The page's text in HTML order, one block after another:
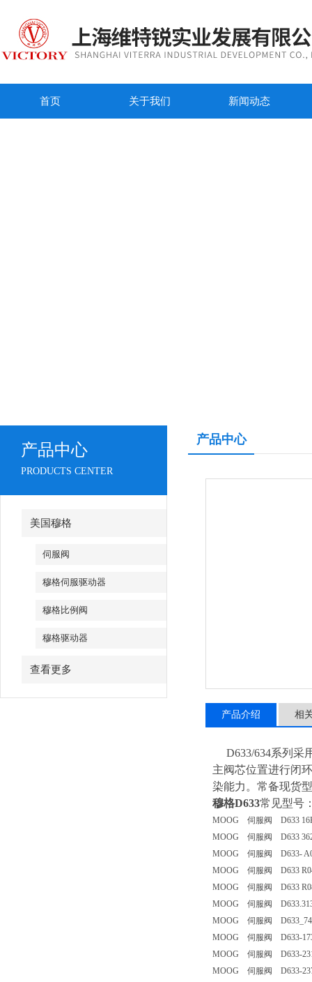
首页 关于我们 新闻动态
产品中心
PRODUCTS CENTER
美国穆格
伺服阀
穆格伺服驱动器
穆格比例阀
穆格驱动器
查看更多
产品中心
产品介绍 相
D633/634系列采
主阀芯位置进行闭
染能力。常备现货
穆格D633常见型号
MOOG 伺服阀 D633
MOOG 伺服阀 D633
MOOG 伺服阀 D633-
MOOG 伺服阀 D633
MOOG 伺服阀 D633
MOOG 伺服阀
MOOG 伺服阀
MOOG 伺服阀 D633-
MOOG 伺服阀 D633-
MOOG 伺服阀 D633-